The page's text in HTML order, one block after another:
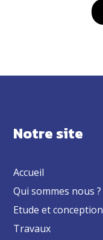
Notre site
Accueil
Qui sommes nous ?
Etude et conception
Travaux